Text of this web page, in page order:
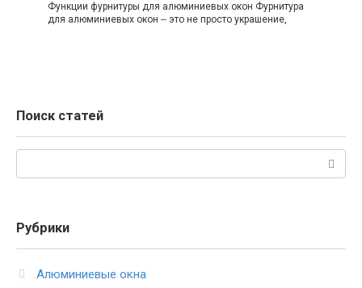
Функции фурнитуры для алюминиевых окон Фурнитура
для алюминиевых окон ‒ это не просто украшение,
Поиск статей
Рубрики
Алюминиевые окна